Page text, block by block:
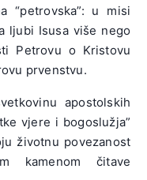
“petrovska”: u misi
ljubi Isusa više nego
Petrovu o Kristovu
prvenstvu.
apostolskih
vjere i bogoslužja”
životnu povezanost
kamenom čitave